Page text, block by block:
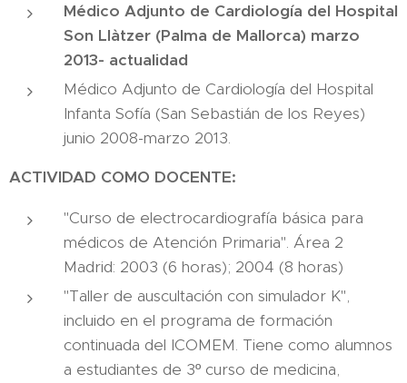
Médico Adjunto de Cardiología del Hospital
Son Llàtzer (Palma de Mallorca) marzo
2013- actualidad
Médico Adjunto de Cardiología del Hospital
Infanta Sofía (San Sebastián de los Reyes)
junio 2008-marzo 2013.
ACTIVIDAD COMO DOCENTE:
"Curso de electrocardiografía básica para
médicos de Atención Primaria". Área 2
Madrid: 2003 (6 horas); 2004 (8 horas)
"Taller de auscultación con simulador K",
incluido en el programa de formación
continuada del ICOMEM. Tiene como alumnos
a estudiantes de 3º curso de medicina,